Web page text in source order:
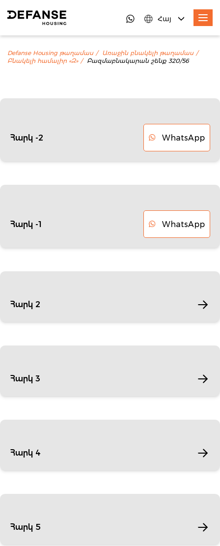
Հայ
Defanse Housing թաղամաս
Առաջին բնակելի թաղամաս
Բնակելի համալիր «Զ»
Բազմաբնակարան շենք 320/56
Հարկ -2 WhatsApp
Հարկ -1 WhatsApp
Հարկ 2
Հարկ 3
Հարկ 4
Հարկ 5